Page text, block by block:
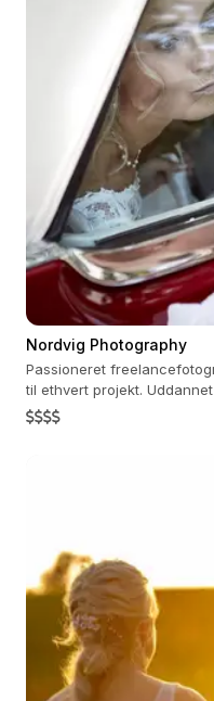
Nordvig Photography
Passioneret
til ethvert projekt.